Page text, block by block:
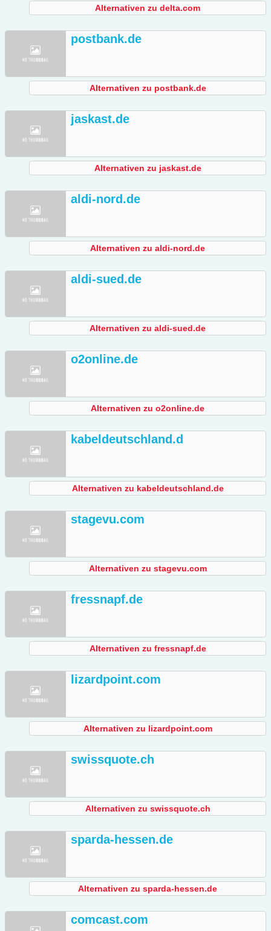
Alternativen zu delta.com
postbank.de
Alternativen zu postbank.de
jaskast.de
Alternativen zu jaskast.de
aldi-nord.de
Alternativen zu aldi-nord.de
aldi-sued.de
Alternativen zu aldi-sued.de
o2online.de
Alternativen zu o2online.de
kabeldeutschland.d
Alternativen zu kabeldeutschland.de
stagevu.com
Alternativen zu stagevu.com
fressnapf.de
Alternativen zu fressnapf.de
lizardpoint.com
Alternativen zu lizardpoint.com
swissquote.ch
Alternativen zu swissquote.ch
sparda-hessen.de
Alternativen zu sparda-hessen.de
comcast.com